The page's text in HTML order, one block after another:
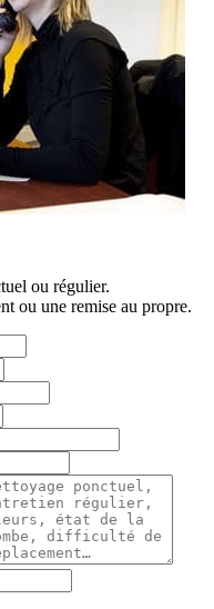
ou régulier.
ou une remise au propre.